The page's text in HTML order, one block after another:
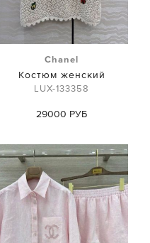
Chanel
Костюм женский
LUX-133358
29000 РУБ